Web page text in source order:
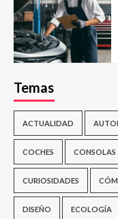
Temas
ACTUALIDAD
COCHES CONSOLAS
CURIOSIDADES
DISEÑO ECOLOGÍA